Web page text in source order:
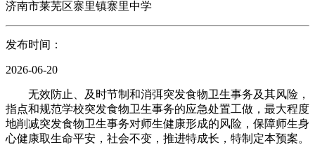
济南市莱芜区寨里镇寨里中学
发布时间：
2026-06-20
无效防止、及时节制和消弭突发食物卫生事务及其风险，
指点和规范学校突发食物卫生事务的应急处置工做，最大程度
地削减突发食物卫生事务对师生健康形成的风险，保障师生身
心健康取生命平安，社会不变，推进特成长，特制定本预案。